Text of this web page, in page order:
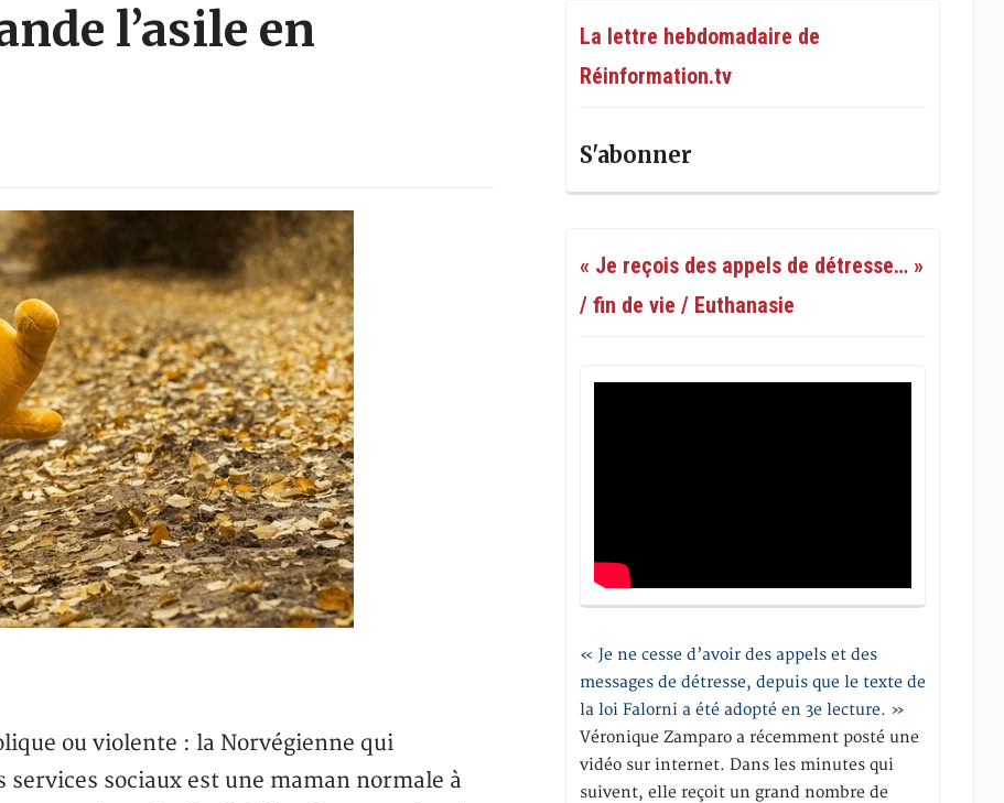
l’asile en
ou violente : la Norvégienne qui
sociaux est une maman normale à
La lettre hebdomadaire de
Réinformation.tv
S'abonner
« Je reçois des appels de détresse… »
/ fin de vie / Euthanasie
« Je ne cesse d’avoir des appels et des
messages de détresse, depuis que le texte de
la loi Falorni a été adopté en 3e lecture. »
Véronique Zamparo a récemment posté une
vidéo sur internet. Dans les minutes qui
suivent, elle reçoit un grand nombre de